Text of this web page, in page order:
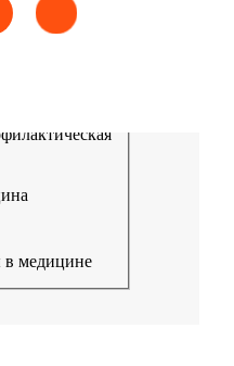
Медицинская помощь
медицине